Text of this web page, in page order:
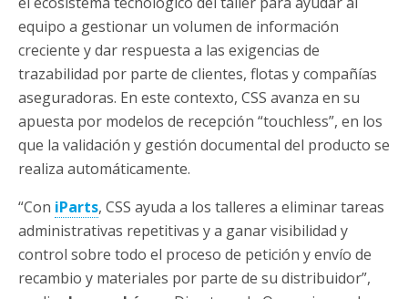
equipo a gestionar un volumen de información
creciente y dar respuesta a las exigencias de
trazabilidad por parte de clientes, flotas y compañías
aseguradoras. En este contexto, CSS avanza en su
apuesta por modelos de recepción “touchless”, en los
que la validación y gestión documental del producto se
realiza automáticamente.
“Con iParts, CSS ayuda a los talleres a eliminar tareas
administrativas repetitivas y a ganar visibilidad y
control sobre todo el proceso de petición y envío de
recambio y materiales por parte de su distribuidor”,